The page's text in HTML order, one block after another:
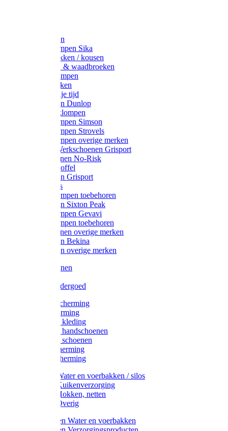
Werksokken
Schoenklompen Sika
Thermo sokken / kousen
Lieslaarzen & waadbroeken
Houten klompen
Wandelsokken
Laarzen vrije tijd
Werklaarzen Dunlop
Kunststof klompen
Schoenklompen Simson
Schoenklompen Strovels
Schoenklompen overige merken
Wandel-/ Werkschoenen Grisport
Werkschoenen No-Risk
Klomppantoffel
Werklaarzen Grisport
Accessoires
Houten klompen toebehoren
Werklaarzen Sixton Peak
Schoenklompen Gevavi
Schoenklompen toebehoren
Werkschoenen overige merken
Werklaarzen Bekina
Werklaarzen overige merken
Handschoenen
Thermo ondergoed
Gehoorbescherming
Oogbescherming
Disposable kleding
Disposable handschoenen
Disposable schoenen
Mondbescherming
Hoofdbescherming
Pluimvee Water en voerbakken / silos
Pluimvee Kuikenverzorging
Pluimvee Hokken, netten
Pluimvee Overig
Knaagdieren Water en voerbakken